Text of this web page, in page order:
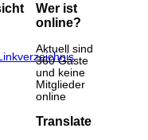
Wer ist
online?
Aktuell sind
360 Gäste
und keine
Mitglieder
online
Translate